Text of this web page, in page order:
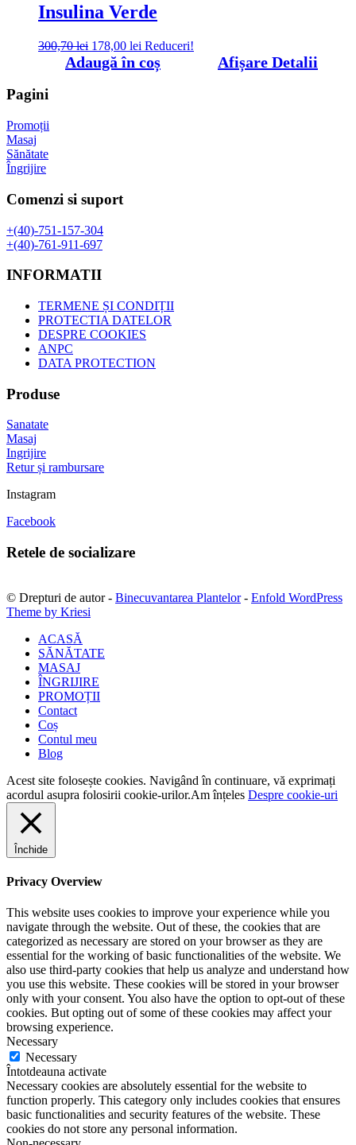
Insulina Verde
300,70lei Prețul
inițial
a
178,00 lei Prețul
curent
este:
Reduceri!
Adaugă în coș Afișare Detalii
Pagini
Promoții
Masaj
Sănătate
Îngrijire
Comenzi si suport
+(40)-751-157-304
+(40)-761-911-697
INFORMATII
TERMENE ȘI CONDIȚII
PROTECTIA DATELOR
DESPRE COOKIES
ANPC
DATA PROTECTION
Produse
Sanatate
Masaj
Ingrijire
Retur și rambursare
Instagram
Facebook
Retele de socializare
© Drepturi de autor - Binecuvantarea Plantelor- Enfold WordPress
Theme by Kriesi
ACASĂ
SĂNĂTATE
MASAJ
ÎNGRIJIRE
PROMOȚII
Contact
Coș
Contul meu
Blog
Acest site folosește cookies. Navigând în continuare, vă exprimați
acordul asupra folosirii cookie-urilor.Am înțeles Despre cookie-uri
Închide
Privacy Overview
This website uses cookies to improve your experience while you
navigate through the website. Out of these, the cookies that are
categorized as necessary are stored on your browser as they are
essential for the working of basic functionalities of the website. We
also use third-party cookies that help us analyze and understand how
you use this website. These cookies will be stored in your browser
only with your consent. You also have the option to opt-out of these
cookies. But opting out of some of these cookies may affect your
browsing experience.
Necessary
Necessary
Întotdeauna activate
Necessary cookies are absolutely essential for the website to
function properly. This category only includes cookies that ensures
basic functionalities and security features of the website. These
cookies do not store any personal information.